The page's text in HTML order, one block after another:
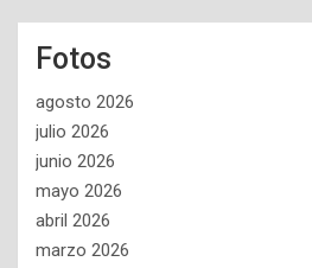
Fotos
agosto 2026
julio 2026
junio 2026
mayo 2026
abril 2026
marzo 2026